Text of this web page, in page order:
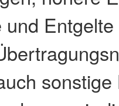
sonstige